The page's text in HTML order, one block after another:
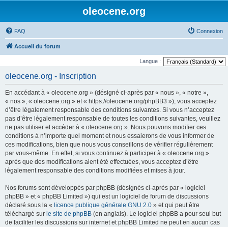
oleocene.org
FAQ Connexion
Accueil du forum
Langue :
oleocene.org - Inscription
En accédant à « oleocene.org » (désigné ci-après par « nous », « notre »,
« nos », « oleocene.org » et « https://oleocene.org/phpBB3 »), vous acceptez
d’être légalement responsable des conditions suivantes. Si vous n’acceptez
pas d’être légalement responsable de toutes les conditions suivantes, veuillez
ne pas utiliser et accéder à « oleocene.org ». Nous pouvons modifier ces
conditions à n’importe quel moment et nous essaierons de vous informer de
ces modifications, bien que nous vous conseillons de vérifier régulièrement
par vous-même. En effet, si vous continuez à participer à « oleocene.org »
après que des modifications aient été effectuées, vous acceptez d’être
légalement responsable des conditions modifiées et mises à jour.
Nos forums sont développés par phpBB (désignés ci-après par « logiciel
phpBB » et « phpBB Limited ») qui est un logiciel de forum de discussions
déclaré sous la « licence publique générale GNU 2.0 » et qui peut être
téléchargé sur le site de phpBB (en anglais). Le logiciel phpBB a pour seul but
de faciliter les discussions sur internet et phpBB Limited ne peut en aucun cas